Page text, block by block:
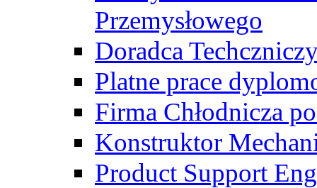
Przemysłowego
Doradca
Platne prace
Firma Chłodnicza
Konstruktor
Product Support